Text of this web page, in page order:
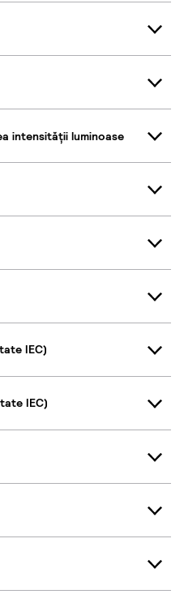
intensității luminoase
IEC)
IEC)